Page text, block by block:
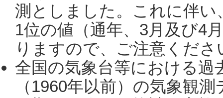
測としました。これに伴い
1位の値（通年、3月及び4
りますので、ご注意くだ
全国の気象台等における過
（1960年以前）の気象観